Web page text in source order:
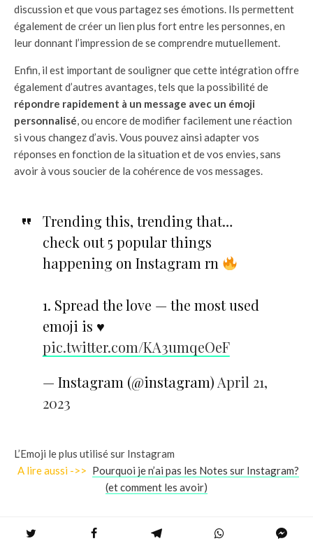
discussion et que vous partagez ses émotions. Ils permettent
également de créer un lien plus fort entre les personnes, en
leur donnant l’impression de se comprendre mutuellement.
Enfin, il est important de souligner que cette intégration offre
également d’autres avantages, tels que la possibilité de
répondre rapidement à un message avec un émoji
personnalisé, ou encore de modifier facilement une réaction
si vous changez d’avis. Vous pouvez ainsi adapter vos
réponses en fonction de la situation et de vos envies, sans
avoir à vous soucier de la cohérence de vos messages.
Trending this, trending that…
check out 5 popular things
happening on Instagram rn
1. Spread the love — the most used
emoji is ♥️
pic.twitter.com/KA3umqeOeF
— Instagram (@instagram) April 21,
2023
L’Emoji le plus utilisé sur Instagram
A lire aussi ->> Pourquoi je n’ai pas les Notes sur Instagram?
(et comment les avoir)
Comment intégrer Facebook Messenger
dans Instagram Direct Messaging : étapes